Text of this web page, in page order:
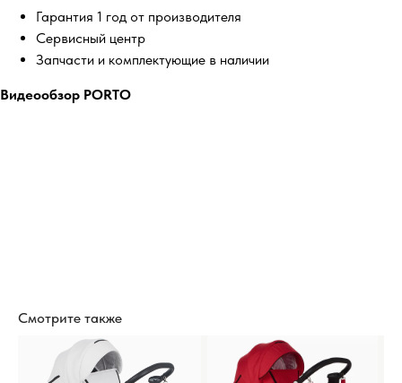
Гарантия 1 год от производителя
Сервисный центр
Запчасти и комплектующие в наличии
Видеообзор PORTO
Смотрите также